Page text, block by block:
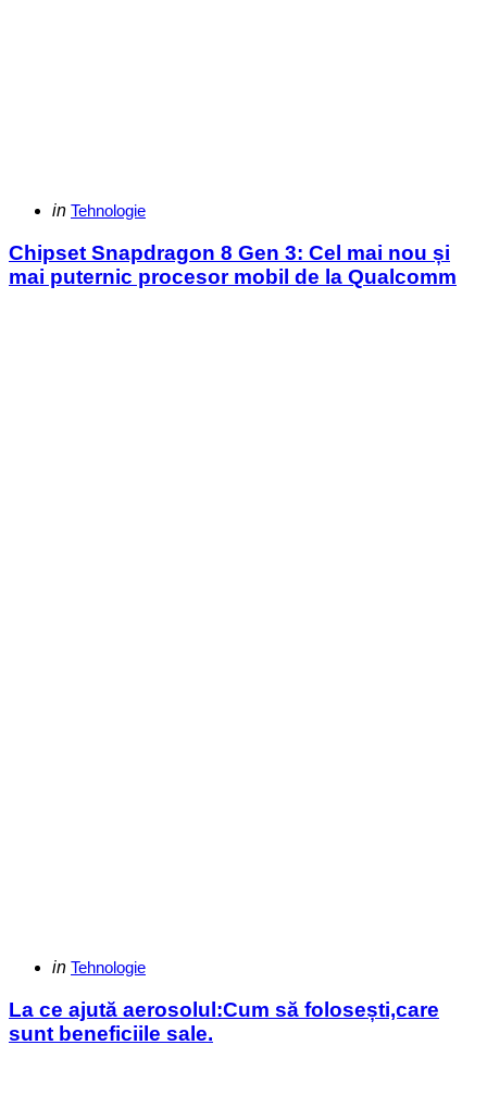
Categories
Posted
in Tehnologie
Chipset Snapdragon 8 Gen 3: Cel mai nou și
mai puternic procesor mobil de la Qualcomm
Categories
Posted
in Tehnologie
La ce ajută aerosolul:Cum să folosești,care
sunt beneficiile sale.